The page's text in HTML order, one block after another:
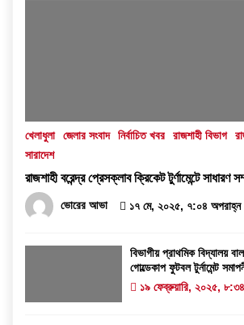
খেলাধুলা জেলার সংবাদ নির্বাচিত খবর রাজশাহী বিভাগ
সারাদেশ
রাজশাহী বরেন্দ্র প্রেসক্লাব ক্রিকেট টুর্ণামেন্টে
ভোরের আভা ১৭ মে, ২০২৫, ৭:০৪ অপরাহ্ন
বিভাগীয় প্রাথমিক বিদ্যালয়
গোল্ডেকাপ ফুটবল টুর্নামেন্ট
১৯ ফেব্রুয়ারি, ২০২৫,